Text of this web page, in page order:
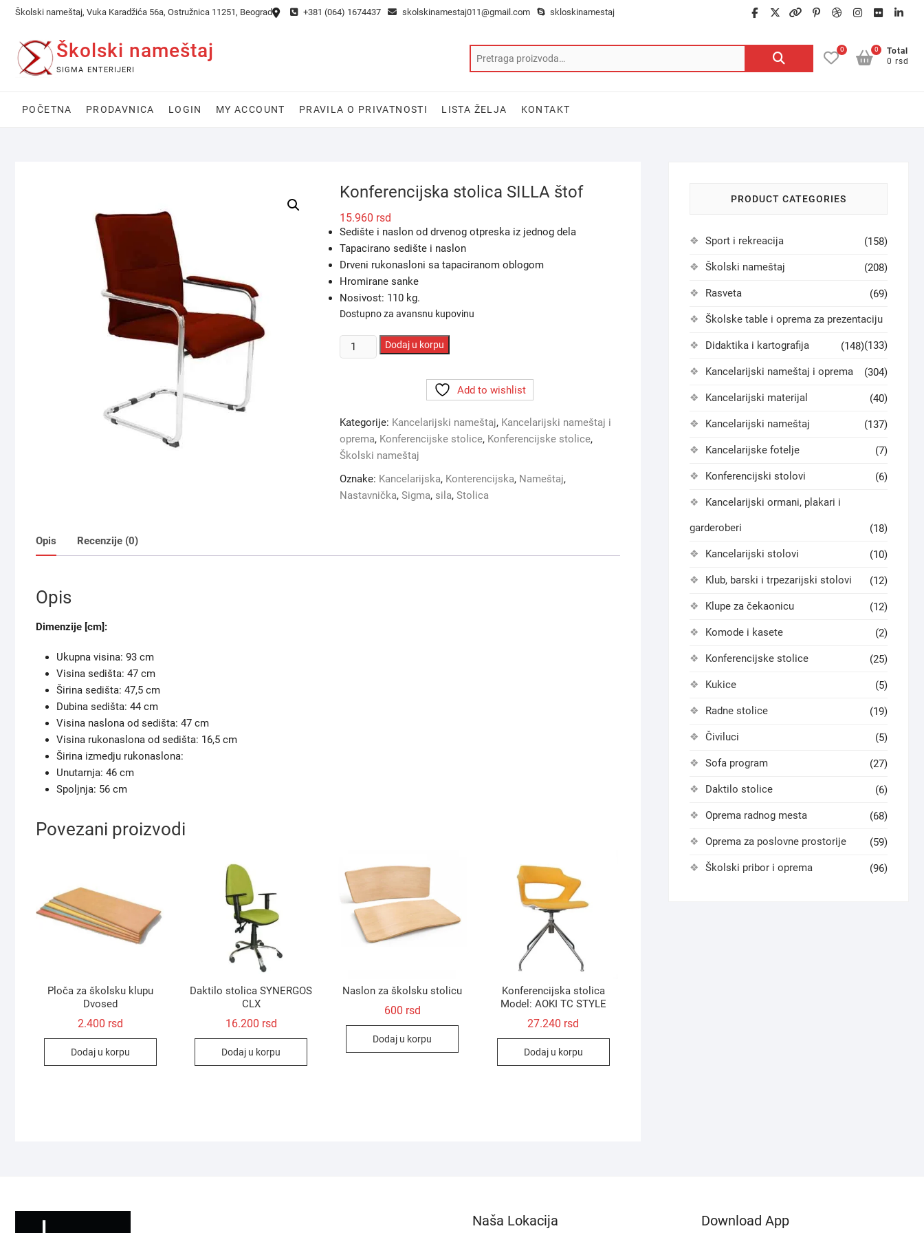
Skip
content
Školski nameštaj, Vuka Karadžića 56a, Ostružnica 11251, Beograd +381 (064) 1674437 skolskinamestaj011@gmail.com skloskinamestaj facebook
twitter
google
pinterest
dribbbleflickr
Školski nameštaj
SIGMA ENTERIJERI
Pretraga
0
Total
0 rsd
0
POČETNA PRODAVNICA LOGIN MY ACCOUNT PRAVILA O PRIVATNOSTI LISTA ŽELJA KONTAKT
Konferencijska stolica SILLA štof
15.960 rsd
Sedište i naslon od drvenog otpreska iz jednog dela
Tapacirano sedište i naslon
Drveni rukonasloni sa tapaciranom oblogom
Hromirane sanke
Nosivost: 110 kg.
Dostupno za avansnu kupovinu
Konferencijska
stolica
Dodaj u korpu
Add to wishlist
Kategorije: Kancelarijski nameštaj, Kancelarijski nameštaj i
oprema, Konferencijske stolice, Konferencijske stolice,
Školski nameštaj
Oznake: Kancelarijska, Konterencijska, Nameštaj,
Nastavnička, Sigma, sila, Stolica
Opis Recenzije (0)
Opis
Dimenzije [cm]:
Ukupna visina: 93 cm
Visina sedišta: 47 cm
Širina sedišta: 47,5 cm
Dubina sedišta: 44 cm
Visina naslona od sedišta: 47 cm
Visina rukonaslona od sedišta: 16,5 cm
Širina izmedju rukonaslona:
Unutarnja: 46 cm
Spoljnja: 56 cm
Povezani proizvodi
Ploča za školsku klupu
Dvosed
2.400 rsd
Dodaj u korpu
Daktilo stolica SYNERGOS
CLX
16.200 rsd
Dodaj u korpu
Naslon za školsku stolicu
600 rsd
Dodaj u korpu
Konferencijska stolica
Model: AOKI TC STYLE
27.240 rsd
Dodaj u korpu
PRODUCT CATEGORIES
Sport i rekreacija (158)
Školski nameštaj (208)
Rasveta (69)
Školske table i oprema za prezentaciju
(133)
Didaktika i kartografija (148)
Kancelarijski nameštaj i oprema (304)
Kancelarijski materijal (40)
Kancelarijski nameštaj (137)
Kancelarijske fotelje (7)
Konferencijski stolovi (6)
Kancelarijski ormani, plakari i
garderoberi (18)
Kancelarijski stolovi (10)
Klub, barski i trpezarijski stolovi (12)
Klupe za čekaonicu (12)
Komode i kasete (2)
Konferencijske stolice (25)
Kukice (5)
Radne stolice (19)
Čiviluci (5)
Sofa program (27)
Daktilo stolice (6)
Oprema radnog mesta (68)
Oprema za poslovne prostorije (59)
Školski pribor i oprema (96)
Naša Lokacija Download App